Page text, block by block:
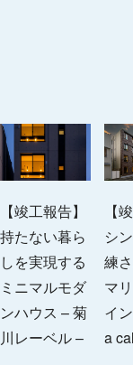
【竣工報告】
持たない暮ら
しを実現する
ミニマルモダ
ンハウス – 菊
川レーベル –
【
シ
練
マ
イ
a